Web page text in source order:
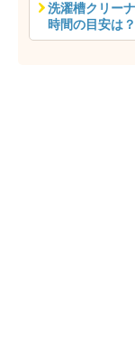
洗濯槽クリー
時間の目安は？